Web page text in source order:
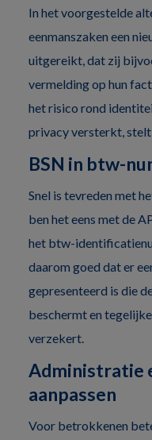
In het voorgestelde
eenmanszaken een
uitgereikt, dat zij
vermelding op hun
het risico rond
privacy versterkt,
BSN in btw-
Snel is tevreden met
ben het eens met de
het btw-
daarom goed dat er
gepresenteerd is die
beschermt en
verzekert.
Administratie
aanpassen
Voor betrokkenen